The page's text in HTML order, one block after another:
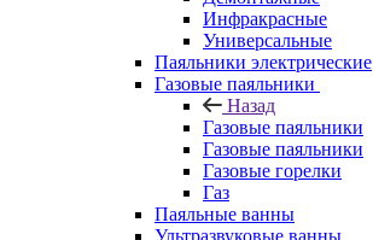
Инфракрасные
Универсальные
Паяльники электрические
Газовые паяльники
Назад
Газовые паяльники
Газовые паяльники
Газовые горелки
Газ
Паяльные ванны
Ультразвуковые ванны